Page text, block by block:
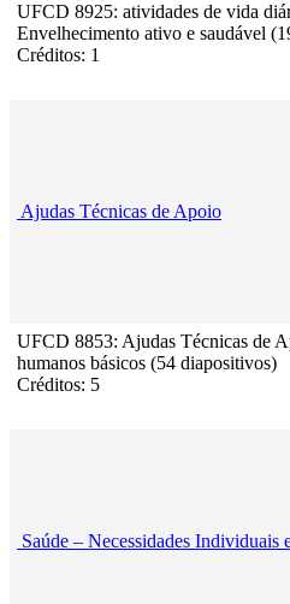
UFCD 8925: atividades de vida
Envelhecimento ativo e saudável
Créditos: 1
Ajudas Técnicas de Apoio
UFCD 8853: Ajudas Técnicas de
humanos básicos (54 diapositivos)
Créditos: 5
Saúde – Necessidades Individuais